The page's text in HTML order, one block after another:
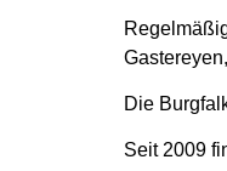
Die
Seit 2009